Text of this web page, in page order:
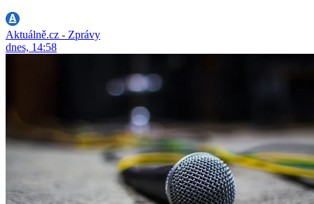
Aktuálně.cz - Zprávy
dnes, 14:58